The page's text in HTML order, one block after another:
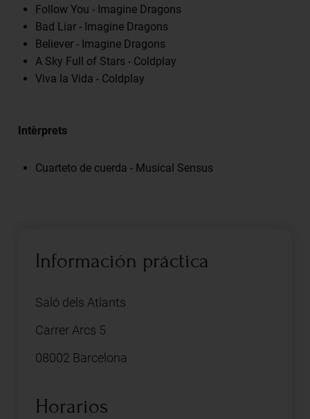
Follow You - Imagine Dragons
Bad Liar - Imagine Dragons
Believer - Imagine Dragons
A Sky Full of Stars - Coldplay
Viva la Vida - Coldplay
Intèrprets
Cuarteto de cuerda - Musical Sensus
Información práctica
Saló dels Atlants
Carrer Arcs 5
08002 Barcelona
Horarios